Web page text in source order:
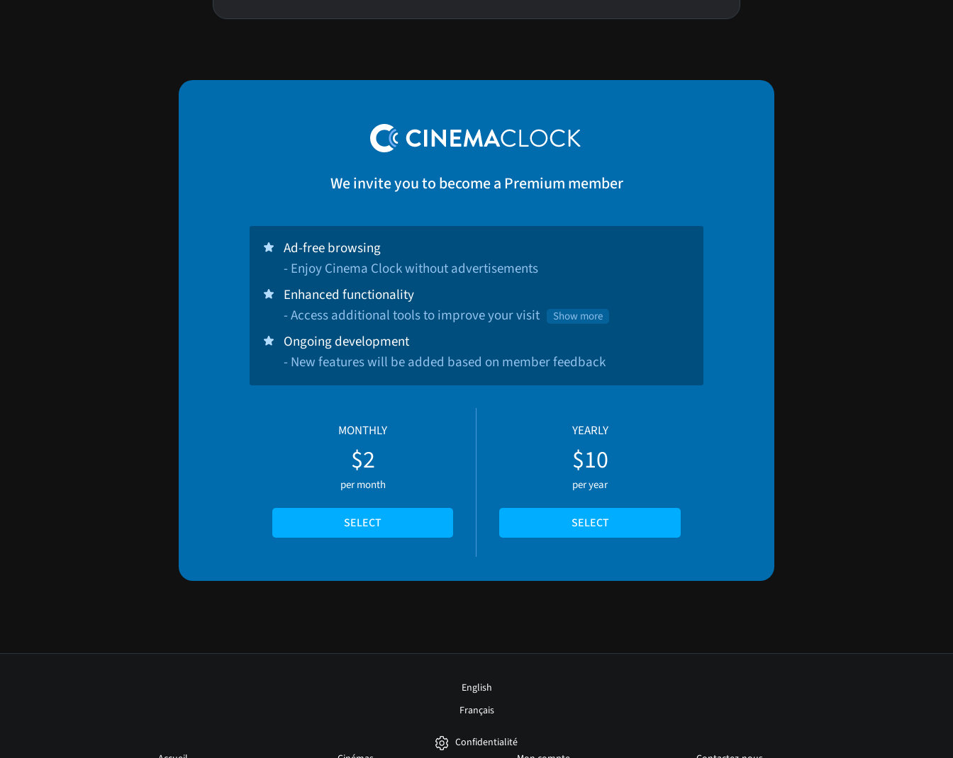
We invite you to become a Premium member
Ad-free browsing
- Enjoy Cinema Clock without advertisements
Enhanced functionality
- Access additional tools to improve your visit
Show more
Ongoing development
- New features will be added based on member feedback
MONTHLY
$2
per month
SELECT
YEARLY
$10
per year
SELECT
English
Français
Confidentialité